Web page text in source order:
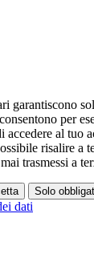
garantiscono
per
accedere al tuo
risalire a
trasmessi a
Solo
dati